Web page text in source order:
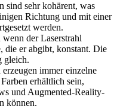
sind sehr kohärent,‌ was
Richtung und mit einer⁣
werden.
wenn ‌der Laserstrahl
die er⁣ abgibt, konstant.⁢ Die
gleich.
erzeugen immer einzelne
erhältlich sein,
und Augmented-Reality-
können.